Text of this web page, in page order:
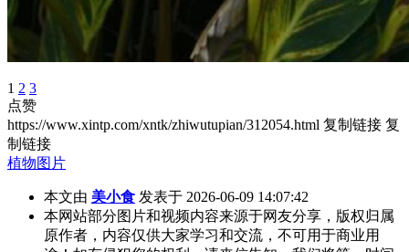
1 2 3
点赞
https://www.xintp.com/xntk/zhiwutupian/312054.html 复制链接 复
制链接
植物图片
本文由 美小食 发表于 2026-06-09 14:07:42
本网站部分图片和视频内容来源于网友分享，版权归属
原作者，内容仅供大家学习和交流，不可用于商业用